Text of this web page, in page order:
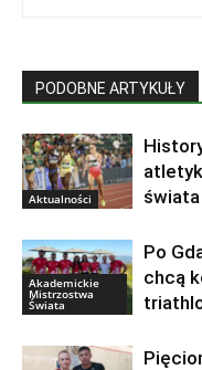
PODOBNE ARTYKUŁY
Aktualności
świata
Akademickie
Mistrzostwa
Świata
Po
chcą